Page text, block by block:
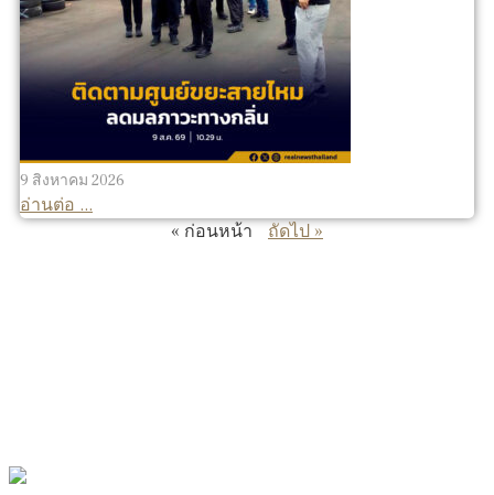
9 สิงหาคม 2026
อ่านต่อ ...
« ก่อนหน้า
ถัดไป »